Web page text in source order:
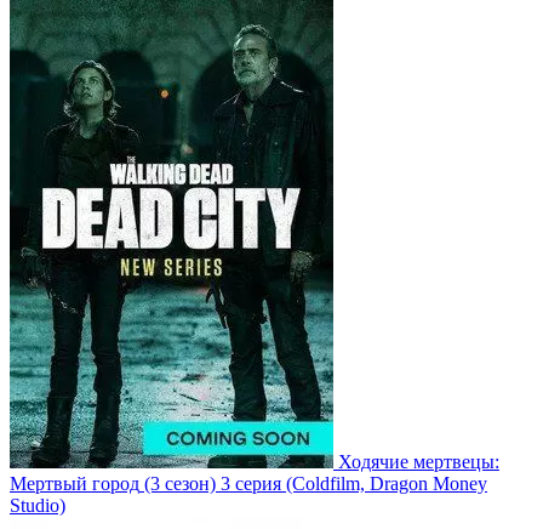
Ходячие мертвецы:
Мертвый город (3 сезон) 3 серия (Coldfilm, Dragon Money
Studio)